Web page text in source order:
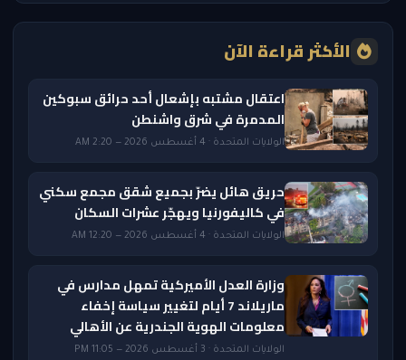
الأكثر قراءة الآن
اعتقال مشتبه بإشعال أحد حرائق سبوكين
المدمرة في شرق واشنطن
الولايات المتحدة · 4 أغسطس 2026 — 2:20 AM
حريق هائل يضرّ بجميع شقق مجمع سكني
في كاليفورنيا ويهجّر عشرات السكان
الولايات المتحدة · 4 أغسطس 2026 — 12:20 AM
وزارة العدل الأميركية تمهل مدارس في
ماريلاند 7 أيام لتغيير سياسة إخفاء
معلومات الهوية الجندرية عن الأهالي
الولايات المتحدة · 3 أغسطس 2026 — 11:05 PM